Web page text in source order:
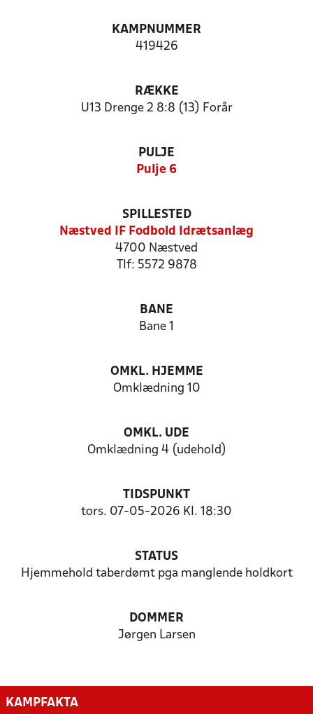
KAMPNUMMER
419426
RÆKKE
U13 Drenge 2 8:8 (13) Forår
PULJE
Pulje 6
SPILLESTED
Næstved IF Fodbold Idrætsanlæg
4700 Næstved
Tlf: 5572 9878
BANE
Bane 1
OMKL. HJEMME
Omklædning 10
OMKL. UDE
Omklædning 4 (udehold)
TIDSPUNKT
tors. 07-05-2026 Kl. 18:30
STATUS
Hjemmehold taberdømt pga manglende holdkort
DOMMER
Jørgen Larsen
KAMPFAKTA